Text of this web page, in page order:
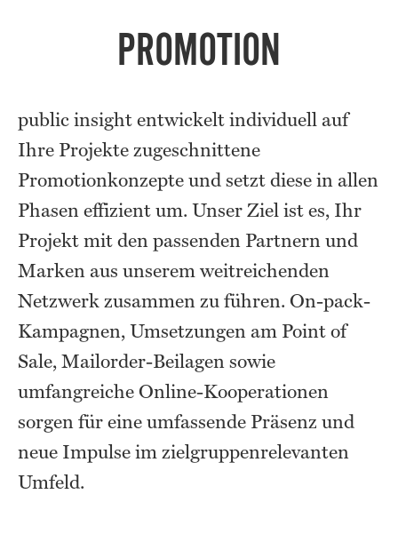
PROMOTION
public insight entwickelt individuell auf
Ihre Projekte zugeschnittene
Promotionkonzepte und setzt diese in allen
Phasen effizient um. Unser Ziel ist es, Ihr
Projekt mit den passenden Partnern und
Marken aus unserem weitreichenden
Netzwerk zusammen zu führen. On-pack-
Kampagnen, Umsetzungen am Point of
Sale, Mailorder-Beilagen sowie
umfangreiche Online-Kooperationen
sorgen für eine umfassende Präsenz und
neue Impulse im zielgruppenrelevanten
Umfeld.